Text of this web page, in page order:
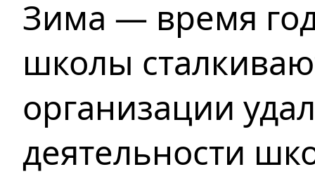
Зима — время
школы
организации
деятельности